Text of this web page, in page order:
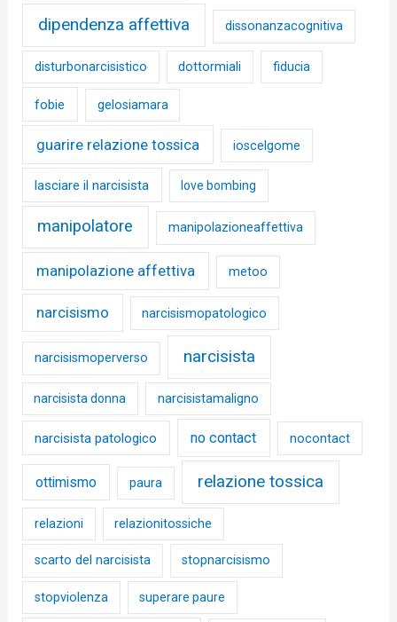
dipendenza affettiva dissonanzacognitiva
disturbonarcisistico dottormiali fiducia
fobie gelosiamara
guarire relazione tossica ioscelgome
lasciare il narcisista love bombing
manipolatore manipolazioneaffettiva
manipolazione affettiva metoo
narcisismo narcisismopatologico
narcisismoperverso narcisista
narcisista donna narcisistamaligno
narcisista patologico no contact nocontact
ottimismo paura relazione tossica
relazioni relazionitossiche
scarto del narcisista stopnarcisismo
stopviolenza superare paure